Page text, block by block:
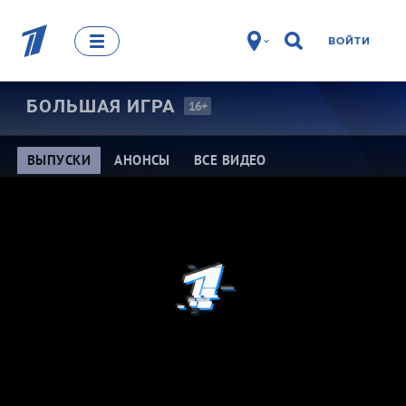
ВОЙТИ
БОЛЬШАЯ ИГРА 16+
ВЫПУСКИ АНОНСЫ ВСЕ ВИДЕО